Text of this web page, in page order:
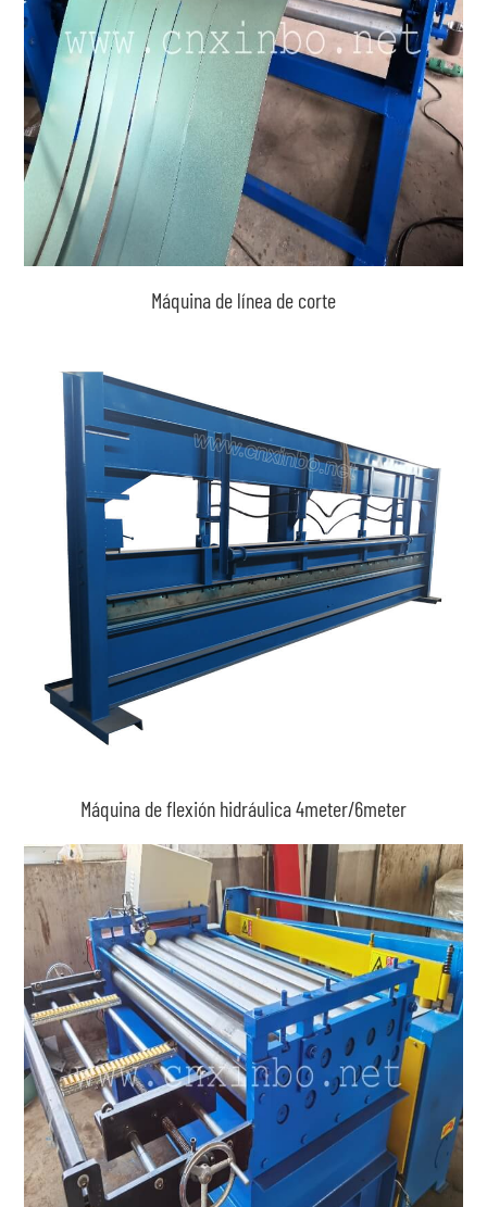
Máquina de línea de corte
Máquina de flexión hidráulica 4meter/6meter